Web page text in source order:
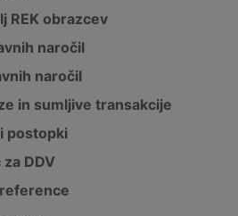
REK obrazcev
naročil
naročil
in sumljive transakcije
postopki
DDV